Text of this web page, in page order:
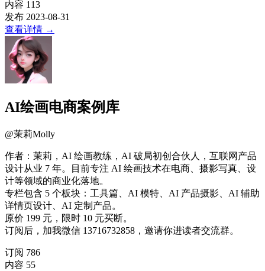
内容 113
发布 2023-08-31
查看详情 →
AI绘画电商案例库
@茉莉Molly
作者：茉莉，AI 绘画教练，AI 破局初创合伙人，互联网产品
设计从业 7 年。目前专注 AI 绘画技术在电商、摄影写真、设
计等领域的商业化落地。
专栏包含 5 个板块：工具篇、AI 模特、AI 产品摄影、AI 辅助
详情页设计、AI 定制产品。
原价 199 元，限时 10 元买断。
订阅后，加我微信 13716732858，邀请你进读者交流群。
订阅 786
内容 55